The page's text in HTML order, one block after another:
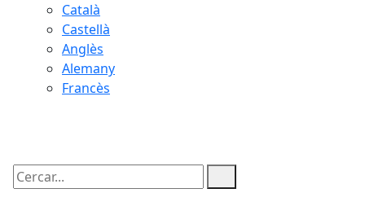
Català
Castellà
Anglès
Alemany
Francès
Cercar: